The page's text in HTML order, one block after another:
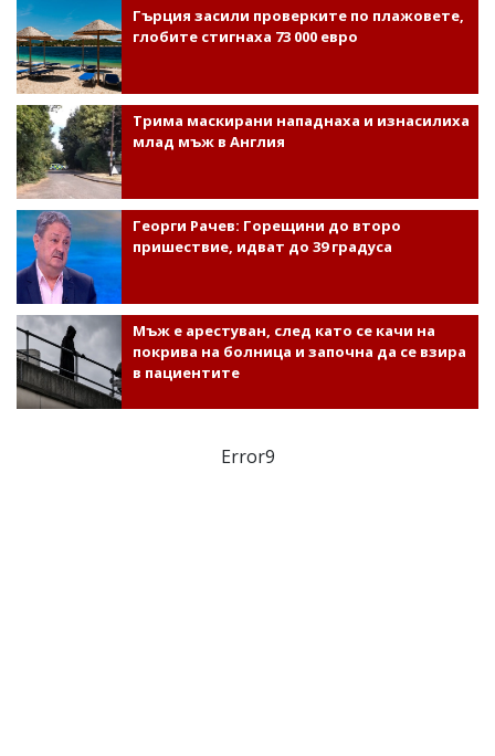
Гърция засили проверките по плажовете,
глобите стигнаха 73 000 евро
Трима маскирани нападнаха и изнасилиха
млад мъж в Англия
Георги Рачев: Горещини до второ
пришествие, идват до 39 градуса
Мъж е арестуван, след като се качи на
покрива на болница и започна да се взира
в пациентите
Error9